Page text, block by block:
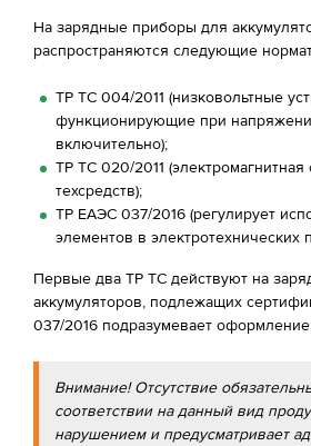
На зарядные приборы для
распространяются следующие
ТР ТС 004/2011 (низковольтные
функционирующие при
включительно);
ТР ТС 020/2011 (электромагнитная
техсредств);
ТР ЕАЭС 037/2016 (регулирует
элементов в электротехнических
Первые два ТР ТС действуют на
аккумуляторов, подлежащих
037/2016 подразумевает
Внимание! Отсутствие
соответствии на данный вид
нарушением и предусматривает